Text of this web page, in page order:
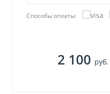
Способы оплаты:
2 100 руб.